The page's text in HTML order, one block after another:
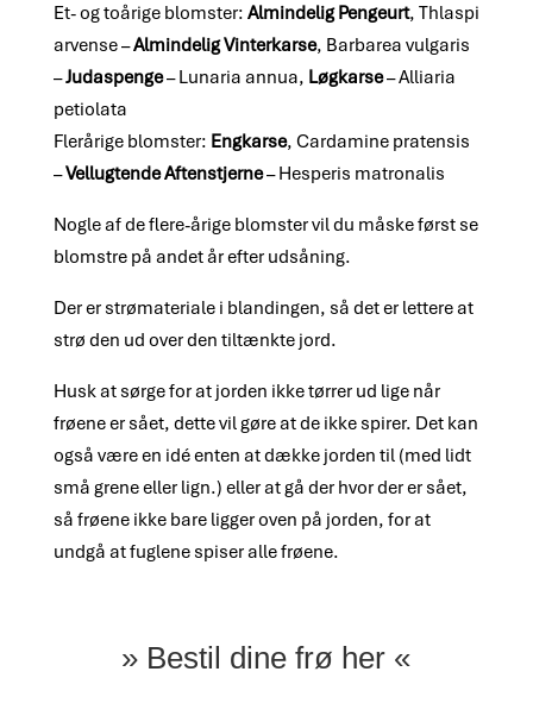
Et- og toårige blomster: Almindelig Pengeurt, Thlaspi
arvense –Almindelig Vinterkarse, Barbarea vulgaris
–Judaspenge– Lunaria annua, Løgkarse– Alliaria
petiolata
Flerårige blomster: Engkarse, Cardamine pratensis
–Vellugtende Aftenstjerne– Hesperis matronalis
Nogle af de flere-årige blomster vil du måske først se
blomstre på andet år efter udsåning.
Der er strømateriale i blandingen, så det er lettere at
strø den ud over den tiltænkte jord.
Husk at sørge for at jorden ikke tørrer ud lige når
frøene er sået, dette vil gøre at de ikke spirer. Det kan
også være en idé enten at dække jorden til (med lidt
små grene eller lign.) eller at gå der hvor der er sået,
så frøene ikke bare ligger oven på jorden, for at
undgå at fuglene spiser alle frøene.
» Bestil dine frø her «